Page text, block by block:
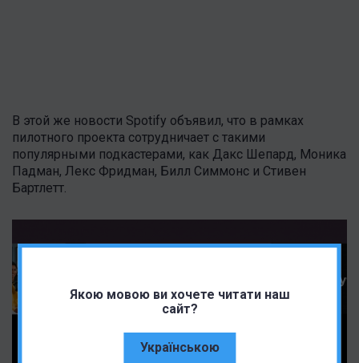
Якою мовою ви хочете читати наш
сайт?
Українською
В этой же новости Spotify объявил, что в рамках
пилотного проекта сотрудничает с такими
популярными подкастерами, как Дакс Шепард, Моника
Падман, Лекс Фридман, Билл Симмонс и Стивен
Бартлетт.